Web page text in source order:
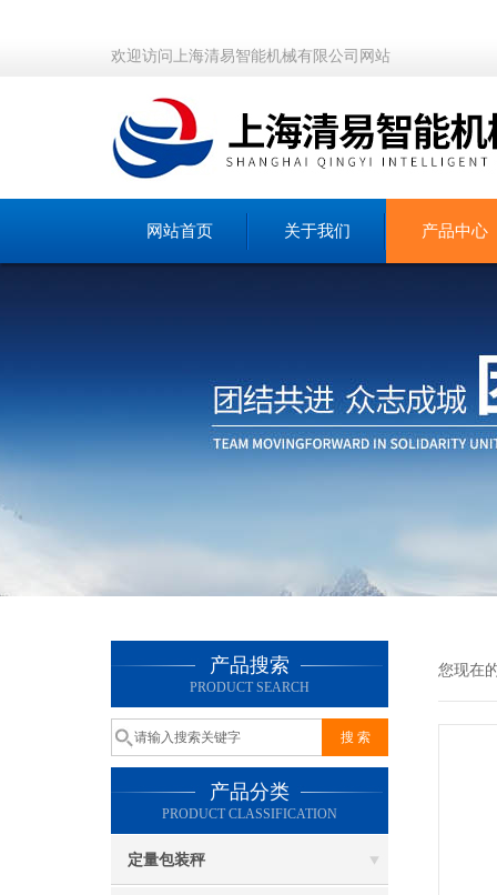
欢迎访问上海清易智能机械有限公司网站
网站首页 关于我们 产品中心
产品搜索
PRODUCT SEARCH
产品分类
PRODUCT CLASSIFICATION
定量包装秤
您现在